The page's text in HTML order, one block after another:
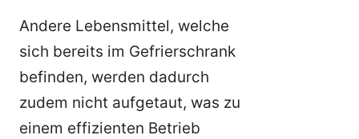
Andere Lebensmittel, welche
sich bereits im Gefrierschrank
befinden, werden dadurch
zudem nicht aufgetaut, was zu
einem effizienten Betrieb